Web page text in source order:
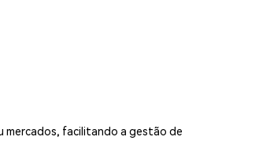
mercados, facilitando a gestão de